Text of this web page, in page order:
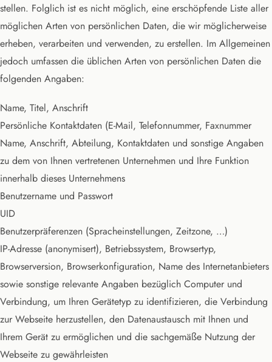
stellen. Folglich ist es nicht möglich, eine erschöpfende Liste aller
möglichen Arten von persönlichen Daten, die wir möglicherweise
erheben, verarbeiten und verwenden, zu erstellen. Im Allgemeinen
jedoch umfassen die üblichen Arten von persönlichen Daten die
folgenden Angaben:
Name, Titel, Anschrift
Persönliche Kontaktdaten (E-Mail, Telefonnummer, Faxnummer
Name, Anschrift, Abteilung, Kontaktdaten und sonstige Angaben
zu dem von Ihnen vertretenen Unternehmen und Ihre Funktion
innerhalb dieses Unternehmens
Benutzername und Passwort
UID
Benutzerpräferenzen (Spracheinstellungen, Zeitzone, …)
IP-Adresse (anonymisert), Betriebssystem, Browsertyp,
Browserversion, Browserkonfiguration, Name des Internetanbieters
sowie sonstige relevante Angaben bezüglich Computer und
Verbindung, um Ihren Gerätetyp zu identifizieren, die Verbindung
zur Webseite herzustellen, den Datenaustausch mit Ihnen und
Ihrem Gerät zu ermöglichen und die sachgemäße Nutzung der
Webseite zu gewährleisten